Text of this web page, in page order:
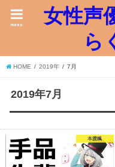
女性声
ら
menu
HOME 2019年 7月
2019年7月
本渡楓